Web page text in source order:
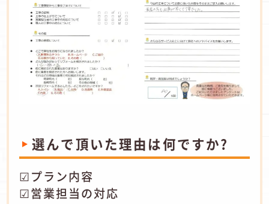
選んで頂いた理由は何ですか?
☑プラン内容
☑営業担当の対応